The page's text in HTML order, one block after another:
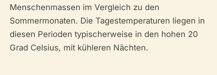
Menschenmassen im Vergleich zu den
Sommermonaten. Die Tagestemperaturen liegen in
diesen Perioden typischerweise in den hohen 20
Grad Celsius, mit kühleren Nächten.